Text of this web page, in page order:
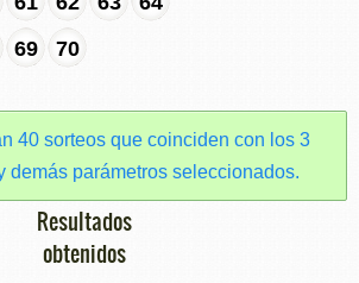
69 70
40 sorteos que coinciden con los 3
demás parámetros seleccionados.
Resultados
obtenidos